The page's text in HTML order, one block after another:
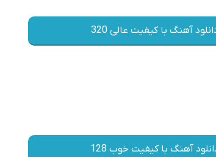
آهنگ با کیفیت عالی 320
آهنگ با کیفیت خوب 128